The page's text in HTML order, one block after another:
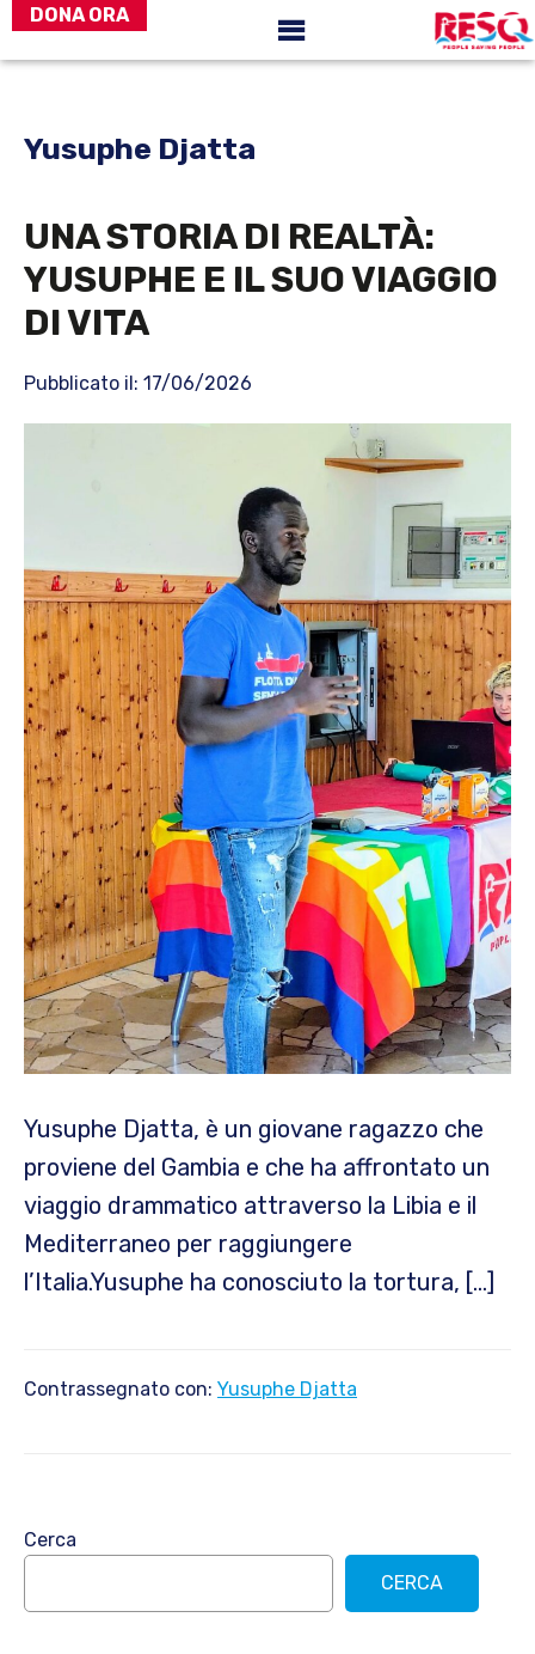
Passa
al
principale
Passa
alla
laterale
ResQ
-
DONA ORA
Yusuphe Djatta
UNA STORIA DI REALTÀ:
YUSUPHE E IL SUO VIAGGIO
DI VITA
Pubblicato il: 17/06/2026
Yusuphe Djatta, è un giovane ragazzo che
proviene del Gambia e che ha affrontato un
viaggio drammatico attraverso la Libia e il
Mediterraneo per raggiungere
l’Italia.Yusuphe ha conosciuto la tortura, […]
Contrassegnato con: Yusuphe Djatta
Barra
laterale
Cerca
CERCA